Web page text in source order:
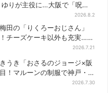
ゆりが主役に…大阪で「呪物
展」開催、コンセプトは“呪物
たちのお茶会”
2026.8.2
田の「りくろーおじさん」
チーズケーキ以外も充実…並
2026.7.21
うき「おさるのジョージ×阪
！マルーンの制服で神戸・
2026.7.30